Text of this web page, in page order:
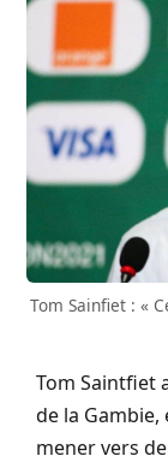
Tom Sainfiet : «
Tom Saintfiet
de la
mener vers